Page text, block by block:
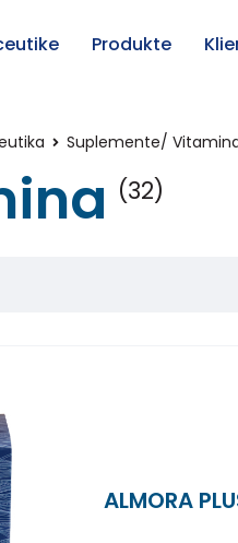
Produkte
Suplemente/
(32)
ALMORA